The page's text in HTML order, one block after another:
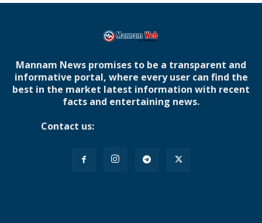
Mannam News promises to be a transparent and
informative portal, where every user can find the
best in the market latest information with recent
facts and entertaining news.
Contact us: